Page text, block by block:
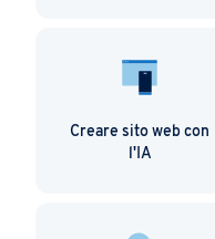
Creare sito web con
l'IA